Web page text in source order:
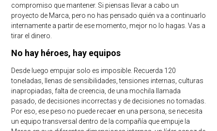
compromiso que mantener. Si piensas llevar a cabo un
proyecto de Marca, pero no has pensado quién va a continuarlo
internamente a partir de ese momento, mejor no lo hagas. Vas a
tirar el dinero.
No hay héroes, hay equipos
Desde luego empujar solo es imposible. Recuerda 120
toneladas, llenas de sensibilidades, tensiones internas, culturas
inapropiadas, falta de creencia, de una mochila llamada
pasado, de decisiones incorrectas y de decisiones no tomadas.
Por eso, ese peso no puede recaer en una persona, se necesita
un equipo transversal dentro de la compañía que empuje la